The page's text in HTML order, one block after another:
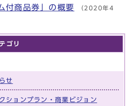
付商品券」の概要 （2020年4
ゴリ
せ
ションプラン・商業ビジョン